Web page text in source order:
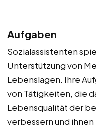
Aufgaben
Sozialassistenten
Unterstützung von
Lebenslagen. Ihre
von Tätigkeiten, die
Lebensqualität der
verbessern und